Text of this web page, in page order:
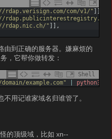
com/v1/"
rdap.nic.ch/"
,
由到正确的服务器。嫌麻烦的
，它帮你做转发：
Shell
example.com" python3
用记谁家域名归谁管了。
的顶级域，比如 xn--